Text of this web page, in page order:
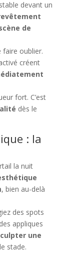
devant un
de
faire oublier.
créent
fort. C’est
dès le
: la
la nuit
, bien au-delà
des spots
appliques
une
stade.